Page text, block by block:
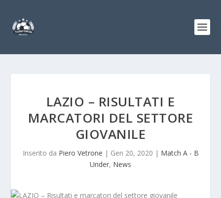
LAZIO – RISULTATI E
MARCATORI DEL SETTORE
GIOVANILE
Inserito da Piero Vetrone | Gen 20, 2020 | Match A - B
Under, News